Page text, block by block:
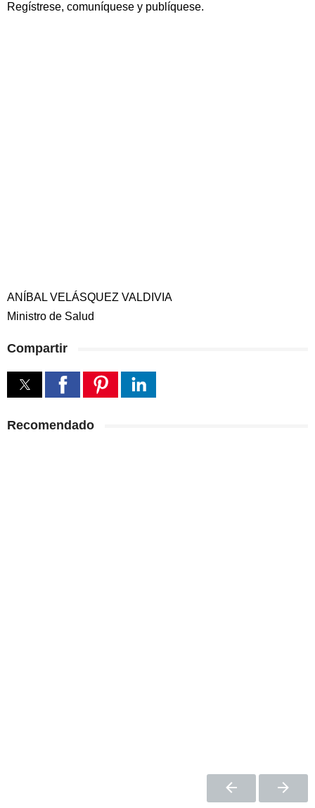
Regístrese, comuníquese y publíquese.
ANÍBAL VELÁSQUEZ VALDIVIA
Ministro de Salud
Compartir
Recomendado